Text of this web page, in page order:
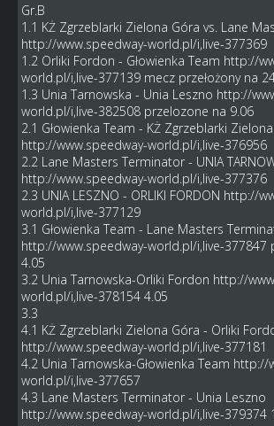
Gr.B
1.1 KŻ Zgrzeblarki Zielona Góra vs. Lane
http://www.speedway-world.pl/i,live-377369
1.2 Orliki Fordon - Głowienka Team http://
world.pl/i,live-377139mecz przełożony na
1.3 Unia Tarnowska - Unia Leszno http://
world.pl/i,live-382508przelozone na 9.06
2.1 Głowienka Team - KŻ Zgrzeblarki
http://www.speedway-world.pl/i,live-376956
2.2 Lane Masters Terminator - UNIA
http://www.speedway-world.pl/i,live-377376
2.3 UNIA LESZNO - ORLIKI FORDON http://
world.pl/i,live-377129
3.1 Głowienka Team - Lane Masters
http://www.speedway-world.pl/i,live-377847
4.05
3.2 Unia Tarnowska-Orliki Fordon http://
world.pl/i,live-3781544.05
3.3
4.1 KŻ Zgrzeblarki Zielona Góra - Orliki
http://www.speedway-world.pl/i,live-377181
4.2 Unia Tarnowska-Głowienka Team http://
world.pl/i,live-377657
4.3 Lane Masters Terminator - Unia Leszno
http://www.speedway-world.pl/i,live-379374